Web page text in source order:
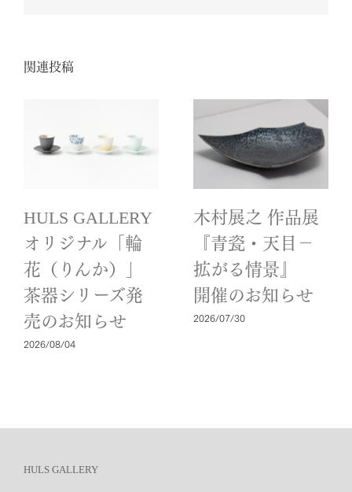
関連投稿
HULS GALLERY
オリジナル「輪
花（りんか）」
茶器シリーズ発
売のお知らせ
2026/08/04
木村展之 作品展
『青瓷・天目－
拡がる情景』
開催のお知らせ
2026/07/30
HULS GALLERY